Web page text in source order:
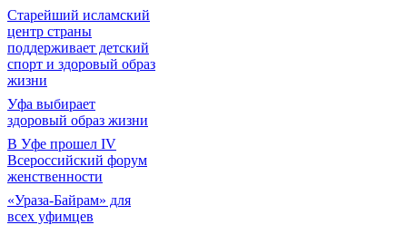
Старейший исламский
центр страны
поддерживает детский
спорт и здоровый образ
жизни
Уфа выбирает
здоровый образ жизни
В Уфе прошел IV
Всероссийский форум
женственности
«Ураза-Байрам» для
всех уфимцев